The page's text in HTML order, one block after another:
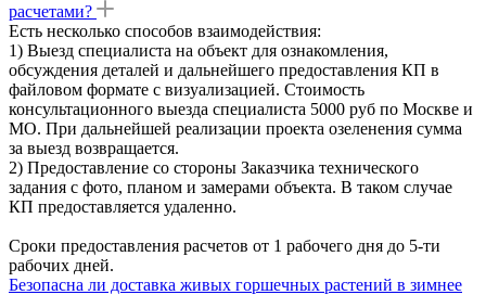
расчетами?
Есть несколько способов взаимодействия:
1) Выезд специалиста на объект для ознакомления,
обсуждения деталей и дальнейшего предоставления КП в
файловом формате с визуализацией. Стоимость
консультационного выезда специалиста 5000 руб по Москве и
МО. При дальнейшей реализации проекта озеленения сумма
за выезд возвращается.
2) Предоставление со стороны Заказчика технического
задания с фото, планом и замерами объекта. В таком случае
КП предоставляется удаленно.
Сроки предоставления расчетов от 1 рабочего дня до 5-ти
рабочих дней.
Безопасна ли доставка живых горшечных растений в зимнее